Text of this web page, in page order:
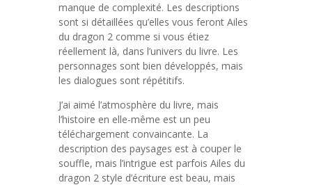
manque de complexité. Les descriptions
sont si détaillées qu’elles vous feront Ailes
du dragon 2 comme si vous étiez
réellement là, dans l’univers du livre. Les
personnages sont bien développés, mais
les dialogues sont répétitifs.
J’ai aimé l’atmosphère du livre, mais
l’histoire en elle-même est un peu
téléchargement convaincante. La
description des paysages est à couper le
souffle, mais l’intrigue est parfois Ailes du
dragon 2 style d’écriture est beau, mais